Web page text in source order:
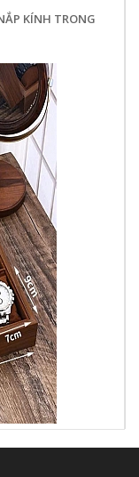
KÍNH TRONG